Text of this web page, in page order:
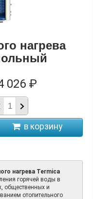
нагрева
026 ₽
нагрева Termica
горячей воды в
общественных и
отопительного